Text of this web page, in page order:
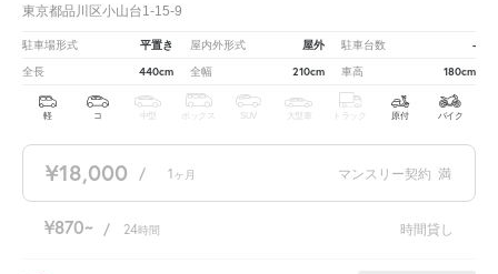
東京都品川区小山台1-15-9
駐車場形式 平置き 屋内外形式 屋外 駐車台数 -
全長 440cm 全幅 210cm 車高 180cm
軽 コ 中型 ボックス SUV 大型車 トラック 原付 バイク
¥18,000 / 1 ヶ月 マンスリー契約 満
¥870 / 24時間 時間貸し